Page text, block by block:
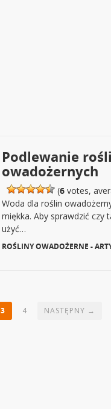
Podlewanie
owadożernych
(6 votes,
Woda dla roślin
miękka. Aby sprawdzić czy
użyć…
ROŚLINY OWADOŻERNE -
3 4 NASTĘPNY →